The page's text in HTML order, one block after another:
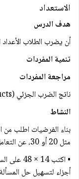
الاستعداد
هدف الدرس
أن يضرب الطلاب
تنمية المفردات
مراجعة المفردات
ناتج الضرب الجزئي (partial products)
النشاط
بناء الفرضيات اطلب من
مثل 20 أو 30، عن التعامل مع أرقام مثل 22 أو 37
• اكتب
أجزاء لتسهيل حل المسألة